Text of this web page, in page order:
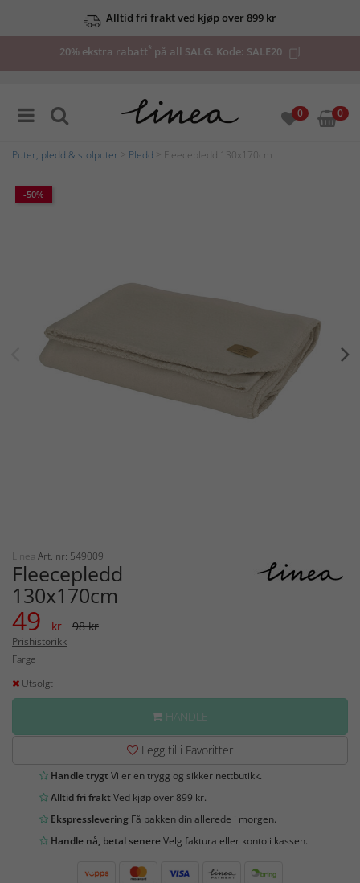
Alltid fri frakt ved kjøp over 899 kr
20% ekstra rabatt* på all SALG. Kode: SALE20
0 0
Puter, pledd & stolputer Pledd > Fleecepledd 130x170cm
-50%
Linea Art. nr: 549009
Fleecepledd
130x170cm
49 kr 98 kr
Prishistorikk
Farge
Utsolgt
HANDLE
Legg til i Favoritter
Handle trygtVi er en trygg og sikker nettbutikk.
Alltid fri fraktVed kjøp over 899 kr.
Ekspresslevering Få pakken din allerede i morgen.
Handle nå, betal senereVelg faktura eller konto i kassen.